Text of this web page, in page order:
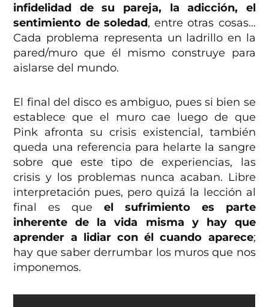
infidelidad de su pareja, la adicción, el
sentimiento de soledad, entre otras cosas…
Cada problema representa un ladrillo en la
pared/muro que él mismo construye para
aislarse del mundo.
El final del disco es ambiguo, pues si bien se
establece que el muro cae luego de que
Pink afronta su crisis existencial, también
queda una referencia para helarte la sangre
sobre que este tipo de experiencias, las
crisis y los problemas nunca acaban. Libre
interpretación pues, pero quizá la lección al
final es que el sufrimiento es parte
inherente de la vida misma y hay que
aprender a lidiar con él cuando aparece;
hay que saber derrumbar los muros que nos
imponemos.